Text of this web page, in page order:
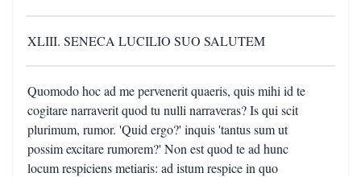
XLIII. SENECA LUCILIO SUO SALUTEM
Quomodo hoc ad me pervenerit quaeris, quis mihi id te
cogitare narraverit quod tu nulli narraveras? Is qui scit
plurimum, rumor. 'Quid ergo?' inquis 'tantus sum ut
possim excitare rumorem?' Non est quod te ad hunc
locum respiciens metiaris: ad istum respice in quo